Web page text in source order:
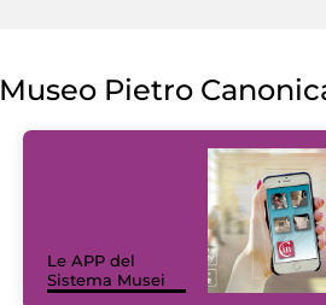
Museo Pietro
Le APP del
Sistema Musei